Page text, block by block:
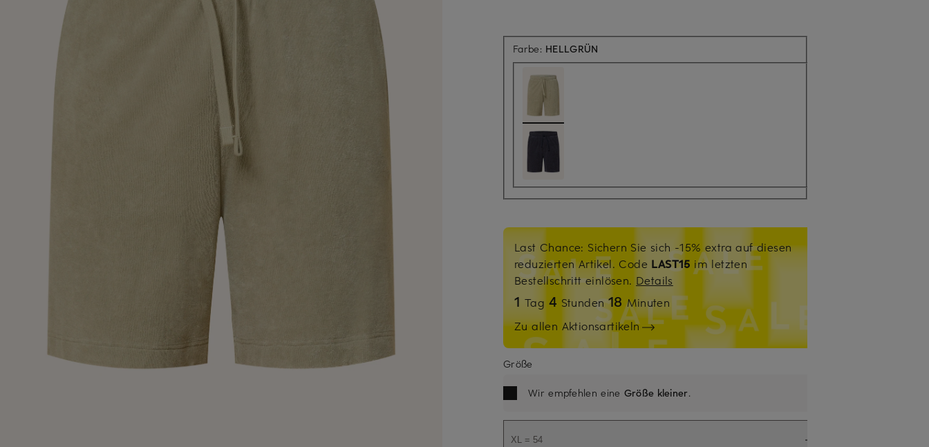
Farbe: HELLGRÜN
Last Chance: Sichern Sie sich -15% extra auf diesen
reduzierten Artikel. Code LAST15 im letzten
Bestellschritt einlösen. Details
1 Tag 4 Stunden18Minuten
Zu allen Aktionsartikeln
Größe
Wir empfehlen eine Größe kleiner.
XL = 54